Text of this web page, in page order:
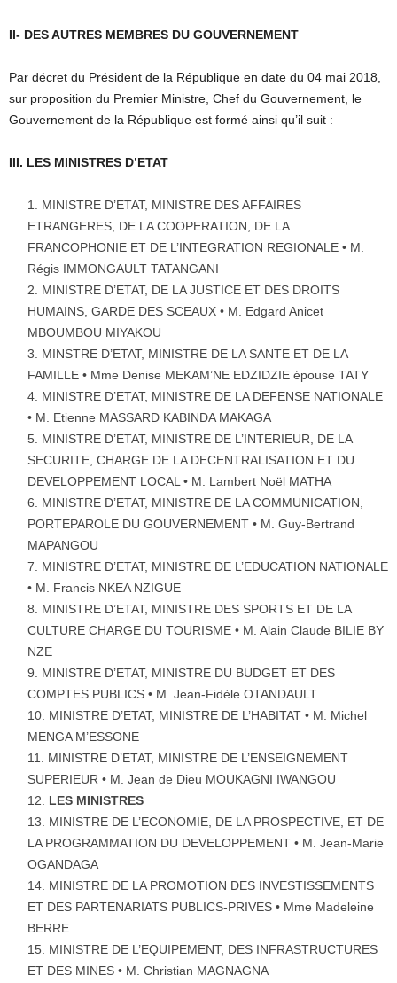
II- DES AUTRES MEMBRES DU GOUVERNEMENT
Par décret du Président de la République en date du 04 mai 2018,
sur proposition du Premier Ministre, Chef du Gouvernement, le
Gouvernement de la République est formé ainsi qu’il suit :
III. LES MINISTRES D’ETAT
MINISTRE D’ETAT, MINISTRE DES AFFAIRES
ETRANGERES, DE LA COOPERATION, DE LA
FRANCOPHONIE ET DE L’INTEGRATION REGIONALE • M.
Régis IMMONGAULT TATANGANI
MINISTRE D’ETAT, DE LA JUSTICE ET DES DROITS
HUMAINS, GARDE DES SCEAUX • M. Edgard Anicet
MBOUMBOU MIYAKOU
MINSTRE D’ETAT, MINISTRE DE LA SANTE ET DE LA
FAMILLE • Mme Denise MEKAM’NE EDZIDZIE épouse TATY
MINISTRE D’ETAT, MINISTRE DE LA DEFENSE NATIONALE
• M. Etienne MASSARD KABINDA MAKAGA
MINISTRE D’ETAT, MINISTRE DE L’INTERIEUR, DE LA
SECURITE, CHARGE DE LA DECENTRALISATION ET DU
DEVELOPPEMENT LOCAL • M. Lambert Noël MATHA
MINISTRE D’ETAT, MINISTRE DE LA COMMUNICATION,
PORTEPAROLE DU GOUVERNEMENT • M. Guy-Bertrand
MAPANGOU
MINISTRE D’ETAT, MINISTRE DE L’EDUCATION NATIONALE
• M. Francis NKEA NZIGUE
MINISTRE D’ETAT, MINISTRE DES SPORTS ET DE LA
CULTURE CHARGE DU TOURISME • M. Alain Claude BILIE BY
NZE
MINISTRE D’ETAT, MINISTRE DU BUDGET ET DES
COMPTES PUBLICS • M. Jean-Fidèle OTANDAULT
MINISTRE D’ETAT, MINISTRE DE L’HABITAT • M. Michel
MENGA M’ESSONE
MINISTRE D’ETAT, MINISTRE DE L’ENSEIGNEMENT
SUPERIEUR • M. Jean de Dieu MOUKAGNI IWANGOU
LES MINISTRES
MINISTRE DE L’ECONOMIE, DE LA PROSPECTIVE, ET DE
LA PROGRAMMATION DU DEVELOPPEMENT • M. Jean-Marie
OGANDAGA
MINISTRE DE LA PROMOTION DES INVESTISSEMENTS
ET DES PARTENARIATS PUBLICS-PRIVES • Mme Madeleine
BERRE
MINISTRE DE L’EQUIPEMENT, DES INFRASTRUCTURES
ET DES MINES • M. Christian MAGNAGNA